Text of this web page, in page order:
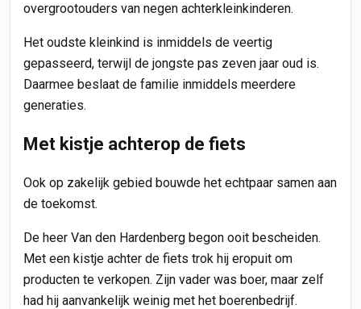
overgrootouders van negen achterkleinkinderen.
Het oudste kleinkind is inmiddels de veertig
gepasseerd, terwijl de jongste pas zeven jaar oud is.
Daarmee beslaat de familie inmiddels meerdere
generaties.
Met kistje achterop de fiets
Ook op zakelijk gebied bouwde het echtpaar samen aan
de toekomst.
De heer Van den Hardenberg begon ooit bescheiden.
Met een kistje achter de fiets trok hij eropuit om
producten te verkopen. Zijn vader was boer, maar zelf
had hij aanvankelijk weinig met het boerenbedrijf.